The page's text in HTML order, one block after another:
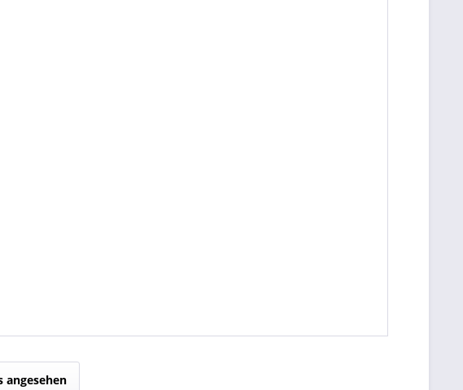
angesehen